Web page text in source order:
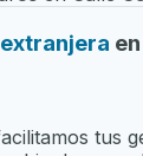
tus